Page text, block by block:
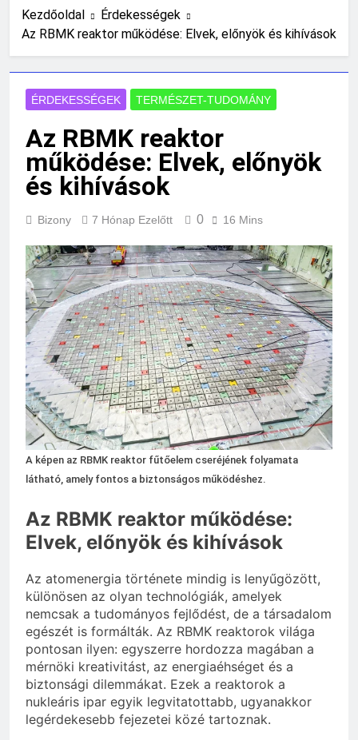
3 Nap Ezelőtt
Mikor kell előcsíráztatni a
vetőmagokat?
lakásban?
Mit kell tudni a mesterséges
intelligencia veszélyeiről?
1 Hét Ezelőtt
Miért kell rendszeresen
portalanítani a számítógépet?
2 Hét Ezelőtt
2 Hét Ezelőtt
Mi kell egy kezdő tarot szetthez?
2 Hét Ezelőtt
Macskatartás lakásban: gyakori
hibák és megoldások
2 Hét Ezelőtt
Zöld fal készítése otthon lépésről
lépésre
3 Hét Ezelőtt
Kezdőoldal
Érdekességek
Az RBMK reaktor működése: Elvek, előnyök és kihívások
ÉRDEKESSÉGEK TERMÉSZET-TUDOMÁNY
Az RBMK reaktor
működése: Elvek, előnyök
és kihívások
Bizony 7 Hónap Ezelőtt 0 16 Mins
A képen az RBMK reaktor fűtőelem cseréjének folyamata
látható, amely fontos a biztonságos működéshez.
Az RBMK reaktor működése:
Elvek, előnyök és kihívások
Az atomenergia története mindig is lenyűgözött,
különösen az olyan technológiák, amelyek
nemcsak a tudományos fejlődést, de a társadalom
egészét is formálták. Az RBMK reaktorok világa
pontosan ilyen: egyszerre hordozza magában a
mérnöki kreativitást, az energiaéhséget és a
biztonsági dilemmákat. Ezek a reaktorok a
nukleáris ipar egyik legvitatottabb, ugyanakkor
legérdekesebb fejezetei közé tartoznak.